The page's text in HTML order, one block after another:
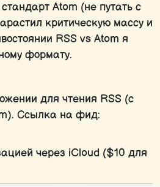
Atom (не путать с
критическую массу и
RSS vs Atom я
формату.
для чтения RSS (с
Ссылка на фид:
через iCloud ($10 для